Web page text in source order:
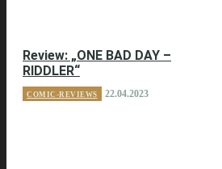
Review: „ONE BAD DAY –
RIDDLER“
COMIC-REVIEWS 22.04.2023